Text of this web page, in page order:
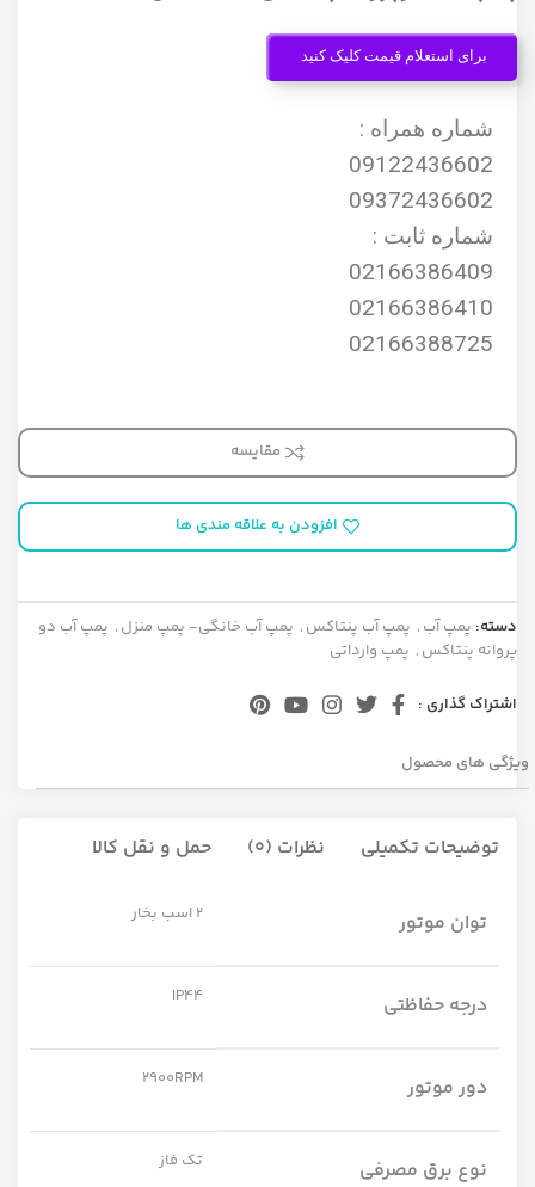
برای استعلام قیمت کلیک کنید
شماره همراه :
09122436602
09372436602
شماره ثابت :
02166386409
02166386410
02166388725
مقایسه
افزودن به علاقه مندی ها
دسته: پمپ آب , پمپ آب پنتاکس , پمپ آب خانگی- پمپ منزل , پمپ آب دو
پروانه پنتاکس , پمپ وارداتی
اشتراک گذاری :
ویژگی های محصول
توضیحات تکمیلی نظرات (0) حمل و نقل کالا
توان موتور 2 اسب بخار
درجه حفاظتی IP44
دور موتور 2900RPM
نوع برق مصرفی تک فاز